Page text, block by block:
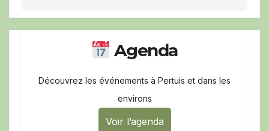
Agenda
Découvrez les événements à Pertuis et dans les
environs
Voir l’agenda